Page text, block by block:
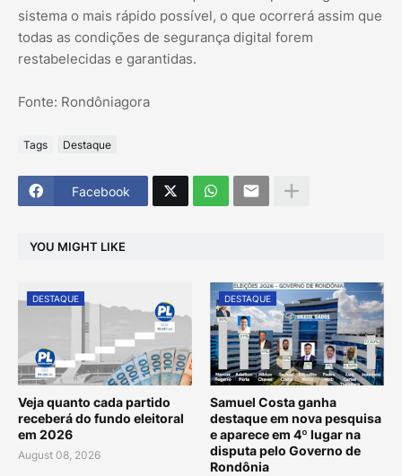
sistema o mais rápido possível, o que ocorrerá assim que
todas as condições de segurança digital forem
restabelecidas e garantidas.
Fonte: Rondôniagora
Tags Destaque
Facebook
YOU MIGHT LIKE
DESTAQUE
Veja quanto cada partido
receberá do fundo eleitoral
em 2026
August 08, 2026
DESTAQUE
Samuel Costa ganha
destaque em nova pesquisa
e aparece em 4º lugar na
disputa pelo Governo de
Rondônia